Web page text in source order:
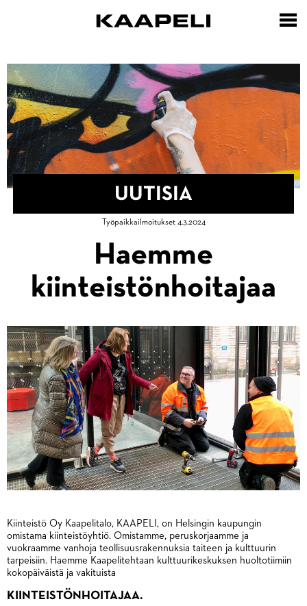
UUTISIA
Työpaikkailmoitukset 4.3.2024
Haemme
kiinteistönhoitajaa
Kiinteistö Oy Kaapelitalo, KAAPELI, on Helsingin kaupungin
omistama kiinteistöyhtiö. Omistamme, peruskorjaamme ja
vuokraamme vanhoja teollisuusrakennuksia taiteen ja kulttuurin
tarpeisiin. Haemme Kaapelitehtaan kulttuurikeskuksen huoltotiimiin
kokopäiväistä ja vakituista
KIINTEISTÖNHOITAJAA.